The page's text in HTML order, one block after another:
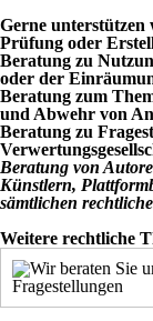
Gerne unterstützen
Prüfung oder
Beratung zu
oder der
Beratung zum
und Abwehr von
Beratung zu
Beratung von
Künstlern,
sämtlichen
Weitere rechtliche